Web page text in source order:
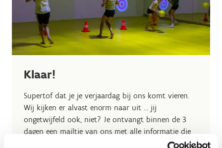
Klaar!
Supertof dat je je verjaardag bij ons komt vieren.
Wij kijken er alvast enorm naar uit ... jij
ongetwijfeld ook, niet? Je ontvangt binnen de 3
dagen een mailtje van ons met alle informatie die
je nodig hebt én een betaalverzoek om het feestje